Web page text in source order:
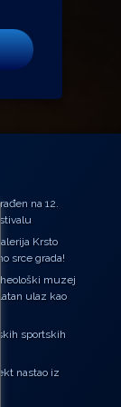
bog Mars
na 12.
Krsto
srce grada!
muzej
ulaz kao
sportskih
nastao iz